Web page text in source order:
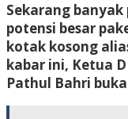
Sekarang
potensi besar
kotak kosong
kabar ini, Ketua
Pathul Bahri